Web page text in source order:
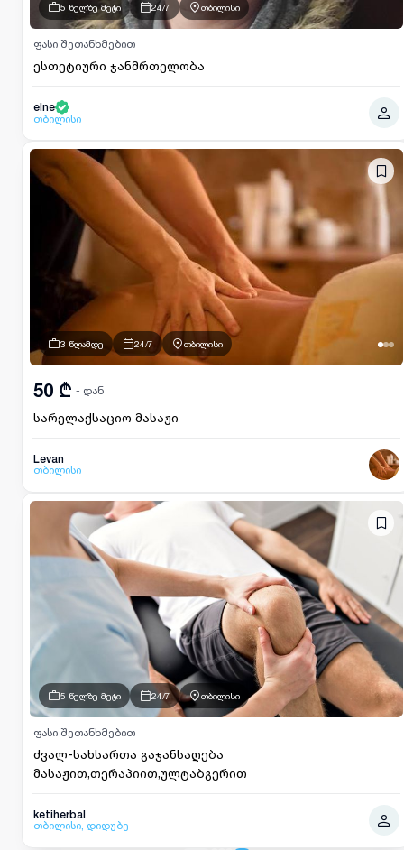
5 წელზე მეტი 24/7 თბილისი
ესთეტიური ჯანმრთელობა
ფასი შეთანხმებით
elne
თბილისი
3 წლამდე 24/7 თბილისი
სარელაქსაციო მასაჟი
50 ₾ - დან
Levan
თბილისი
5 წელზე მეტი 24/7 თბილისი
ძვალ-სახსართა გაჯანსაღება
მასაჟით,თერაპიით,ულტაბგერით
ფასი შეთანხმებით
ketiherbal
თბილისი, დიდუბე